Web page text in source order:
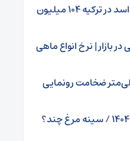
این ویدئوی بدل بشار اسد در ترکیه ۱۰۴ میلیون
بازار | نرخ انواع ماهی
ایر با ۶ میلی‌متر ضخامت رونمایی